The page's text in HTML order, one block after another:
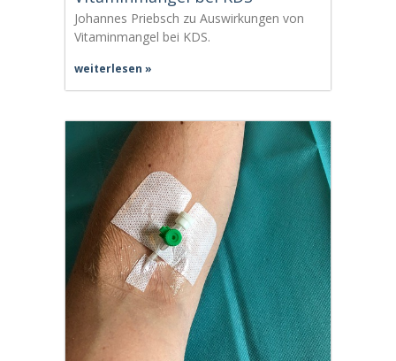
Johannes Priebsch zu Auswirkungen von
Vitaminmangel bei KDS.
weiterlesen »